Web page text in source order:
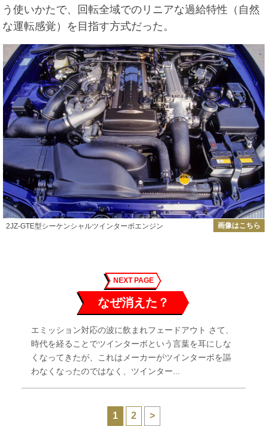
う使いかたで、回転全域でのリニアな過給特性（自然
な運転感覚）を目指す方式だった。
2JZ-GTE型シーケンシャルツインターボエンジン 画像はこちら
NEXT PAGE
なぜ消えた？
エミッション対応の波に飲まれフェードアウト さて、
時代を経ることでツインターボという言葉を耳にしな
くなってきたが、これはメーカーがツインターボを謳
わなくなったのではなく、ツインター...
1 2 >